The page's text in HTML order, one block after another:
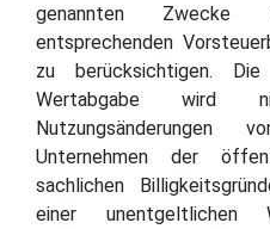
genannten
entsprechenden
zu berücksichtigen.
Wertabgabe wird
Nutzungsänderungen
Unternehmen der
sachlichen
einer unentgeltlichen